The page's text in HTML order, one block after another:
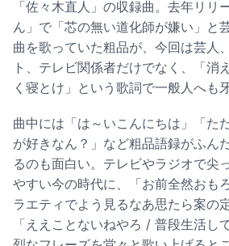
「佐々木直人」の収録曲。去年リリ
ん」で「芯の無い道化師が嫌い」と
曲を歌っていた粗品が、今回は芸人
ト、テレビ関係者だけでなく、「消
く寝とけ」という歌詞で一般人へも
曲中には「は～いこんにちは」「た
が好きなん？」など粗品語録がふん
るのも面白い。テレビやラジオで尖
やすい今の時代に、「お前全然おも
ラエティでよう見るなあ思たら案の
「ええことないねやろ / 普段生活し